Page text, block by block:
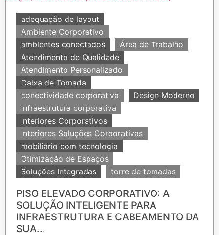
adequação de layout
Ambiente Corporativo
ambientes conectados
Área de Trabalho
Atendimento de Qualidade
Atendimento Personalizado
Caixa de Tomada
conectividade corporativa
Design Moderno
infraestrutura corporativa
Interiores Corporativos
Interiores Soluções Corporativas
mobiliário com tecnologia
Otimização de Espaços
Soluções Integradas
torre de tomadas
PISO ELEVADO CORPORATIVO: A
SOLUÇÃO INTELIGENTE PARA
INFRAESTRUTURA E CABEAMENTO DA
SUA...